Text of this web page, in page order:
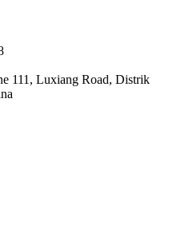
111, Luxiang Road, Distrik